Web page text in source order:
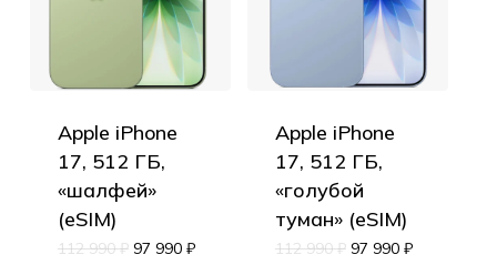
Apple iPhone
17, 512 ГБ,
«шалфей»
(eSIM)
112 990₽ 97 990 ₽
Apple iPhone
17, 512 ГБ,
«голубой
туман» (eSIM)
112 990₽ 97 990 ₽